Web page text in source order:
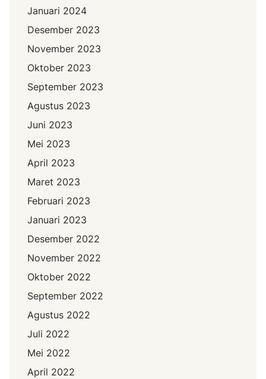
Januari 2024
Desember 2023
November 2023
Oktober 2023
September 2023
Agustus 2023
Juni 2023
Mei 2023
April 2023
Maret 2023
Februari 2023
Januari 2023
Desember 2022
November 2022
Oktober 2022
September 2022
Agustus 2022
Juli 2022
Mei 2022
April 2022